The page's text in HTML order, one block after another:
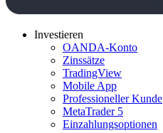
Investieren
OANDA-Konto
Zinssätze
TradingView
Mobile App
Professioneller Kunde
MetaTrader 5
Einzahlungsoptionen